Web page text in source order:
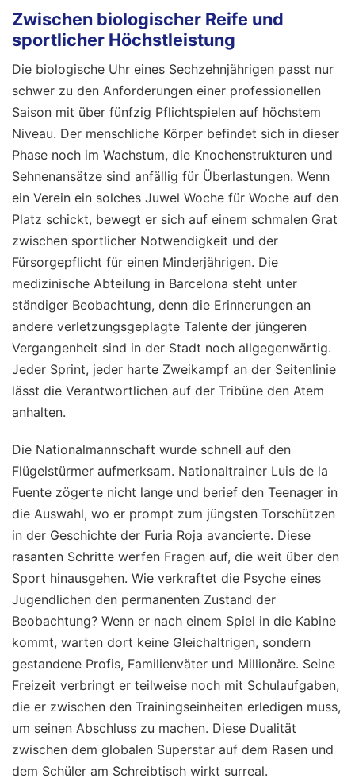
Zwischen biologischer Reife und
sportlicher Höchstleistung
Die biologische Uhr eines Sechzehnjährigen passt nur
schwer zu den Anforderungen einer professionellen
Saison mit über fünfzig Pflichtspielen auf höchstem
Niveau. Der menschliche Körper befindet sich in dieser
Phase noch im Wachstum, die Knochenstrukturen und
Sehnenansätze sind anfällig für Überlastungen. Wenn
ein Verein ein solches Juwel Woche für Woche auf den
Platz schickt, bewegt er sich auf einem schmalen Grat
zwischen sportlicher Notwendigkeit und der
Fürsorgepflicht für einen Minderjährigen. Die
medizinische Abteilung in Barcelona steht unter
ständiger Beobachtung, denn die Erinnerungen an
andere verletzungsgeplagte Talente der jüngeren
Vergangenheit sind in der Stadt noch allgegenwärtig.
Jeder Sprint, jeder harte Zweikampf an der Seitenlinie
lässt die Verantwortlichen auf der Tribüne den Atem
anhalten.
Die Nationalmannschaft wurde schnell auf den
Flügelstürmer aufmerksam. Nationaltrainer Luis de la
Fuente zögerte nicht lange und berief den Teenager in
die Auswahl, wo er prompt zum jüngsten Torschützen
in der Geschichte der Furia Roja avancierte. Diese
rasanten Schritte werfen Fragen auf, die weit über den
Sport hinausgehen. Wie verkraftet die Psyche eines
Jugendlichen den permanenten Zustand der
Beobachtung? Wenn er nach einem Spiel in die Kabine
kommt, warten dort keine Gleichaltrigen, sondern
gestandene Profis, Familienväter und Millionäre. Seine
Freizeit verbringt er teilweise noch mit Schulaufgaben,
die er zwischen den Trainingseinheiten erledigen muss,
um seinen Abschluss zu machen. Diese Dualität
zwischen dem globalen Superstar auf dem Rasen und
dem Schüler am Schreibtisch wirkt surreal.